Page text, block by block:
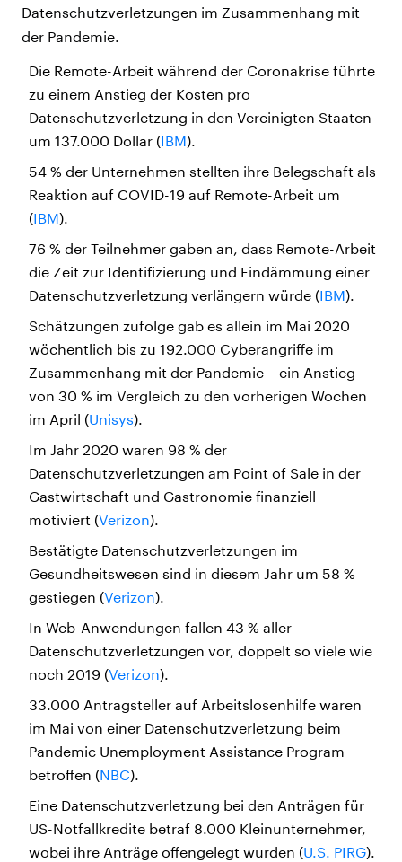
Datenschutzverletzungen im Zusammenhang mit
der Pandemie.
Die Remote-Arbeit während der Coronakrise führte
zu einem Anstieg der Kosten pro
Datenschutzverletzung in den Vereinigten Staaten
um 137.000 Dollar (IBM).
54 % der Unternehmen stellten ihre Belegschaft als
Reaktion auf COVID-19 auf Remote-Arbeit um
(IBM).
76 % der Teilnehmer gaben an, dass Remote-Arbeit
die Zeit zur Identifizierung und Eindämmung einer
Datenschutzverletzung verlängern würde (IBM).
Schätzungen zufolge gab es allein im Mai 2020
wöchentlich bis zu 192.000 Cyberangriffe im
Zusammenhang mit der Pandemie – ein Anstieg
von 30 % im Vergleich zu den vorherigen Wochen
im April (Unisys).
Im Jahr 2020 waren 98 % der
Datenschutzverletzungen am Point of Sale in der
Gastwirtschaft und Gastronomie finanziell
motiviert (Verizon).
Bestätigte Datenschutzverletzungen im
Gesundheitswesen sind in diesem Jahr um 58 %
gestiegen (Verizon).
In Web-Anwendungen fallen 43 % aller
Datenschutzverletzungen vor, doppelt so viele wie
noch 2019 (Verizon).
33.000 Antragsteller auf Arbeitslosenhilfe waren
im Mai von einer Datenschutzverletzung beim
Pandemic Unemployment Assistance Program
betroffen (NBC).
Eine Datenschutzverletzung bei den Anträgen für
US-Notfallkredite betraf 8.000 Kleinunternehmer,
wobei ihre Anträge offengelegt wurden (U.S. PIRG).